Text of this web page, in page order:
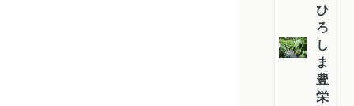
ひ
ろ
し
ま
豊
栄